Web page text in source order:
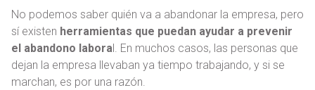
No podemos saber quién va a abandonar la empresa, pero
sí existen herramientas que puedan ayudar a prevenir
el abandono labora l. En muchos casos, las personas que
dejan la empresa llevaban ya tiempo trabajando, y si se
marchan, es por una razón.